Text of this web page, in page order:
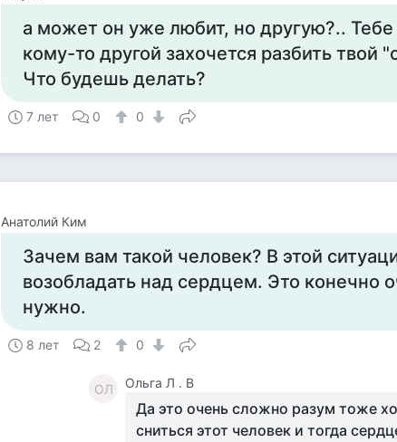
а может он уже любит, но другую?.. Тебе
кому-то другой захочется разбить твой
Что будешь делать?
7 лет 0 0
Анатолий Ким
Зачем вам такой человек? В этой
возобладать над сердцем. Это конечно
нужно.
8 лет 2 0
ОЛ Ольга Л . В
Да это очень сложно разум тоже
сниться этот человек и тогда